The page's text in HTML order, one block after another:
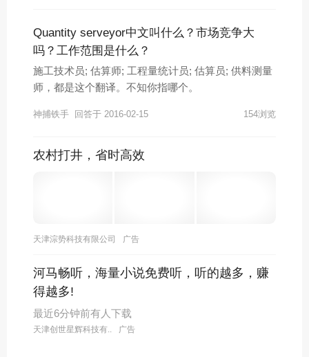
用了483个（大概1/5）望采纳谢谢！ 本司加拿大技术
移民30万人民币，不成功不收费！！
Quantity serveyor中文叫什么？市场竞争大
吗？工作范围是什么？
施工技术员; 估算师; 工程量统计员; 估算员; 供料测量
师，都是这个翻译。不知你指哪个。
神捕铁手 回答于 2016-02-15 154浏览
农村打井，省时高效
天津淙势科技有限公司 广告
河马畅听，海量小说免费听，听的越多，赚
得越多!
最近6分钟前有人下载
天津创世星辉科技有.. 广告